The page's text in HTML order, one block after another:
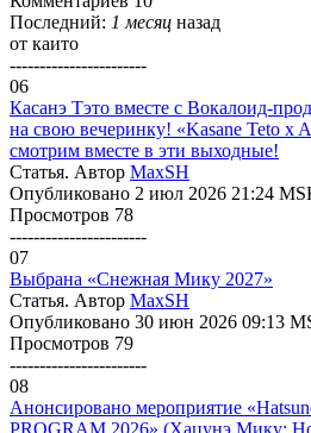
Последний: 1 месяц назад
от каито
-----------------------
06
Касанэ Тэто вместе с Вокалоид-
на свою вечеринку! «Kasane Teto x
смотрим вместе в эти выходные!
Статья. Автор MaxSH
Опубликовано 2 июл 2026 21:24
Просмотров 78
-----------------------
07
Выбрана «Снежная Мику 2027»
Статья. Автор MaxSH
Опубликовано 30 июн 2026 09:13
Просмотров 79
-----------------------
08
Анонсировано мероприятие
PROGRAM 2026» (Хацунэ Мику: